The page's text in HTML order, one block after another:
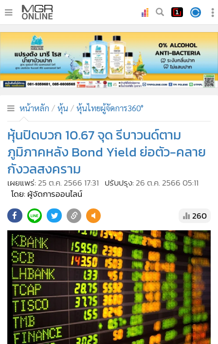
หน้าหลัก
• ทันเหตุการณ์
• ภาคใต้
• ภูมิภาค
• บันเทิง
• ผู้จัดการรายวัน
• คอลัมนิสต์
• ละคร
• CbizReview
• Cyber BIZ
• Good health & Well-being
• Green Innovation & SD
Management & HR
MGR Live
Infographic
การเมือง
ท่องเที่ยว
กีฬา
ต่างประเทศ
หน้าหลัก หุ้น หุ้นไทยผู้จัดการ360°
หุ้นปิดบวก 10.67 จุด รีบาวนด์ตาม
ภูมิภาคหลัง Bond Yield ย่อตัว-คลาย
กังวลสงคราม
เผยแพร่: 25 ต.ค. 2566 17:31 ปรับปรุง: 26 ต.ค. 2566 05:11
โดย: ผู้จัดการออนไลน์
260